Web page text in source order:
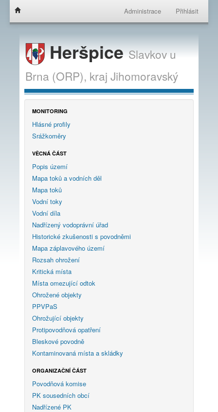
Administrace Přihlásit
HeršpiceSlavkov u
Brna (ORP), kraj Jihomoravský
MONITORING
Hlásné profily
Srážkoměry
VĚCNÁ ČÁST
Popis území
Mapa toků a vodních děl
Mapa toků
Vodní toky
Vodní díla
Nadřízený vodoprávní úřad
Historické zkušenosti s povodněmi
Mapa záplavového území
Rozsah ohrožení
Kritická místa
Místa omezující odtok
Ohrožené objekty
PPVPaS
Ohrožující objekty
Protipovodňová opatření
Bleskové povodně
Kontaminovaná místa a skládky
ORGANIZAČNÍ ČÁST
Povodňová komise
PK sousedních obcí
Nadřízené PK